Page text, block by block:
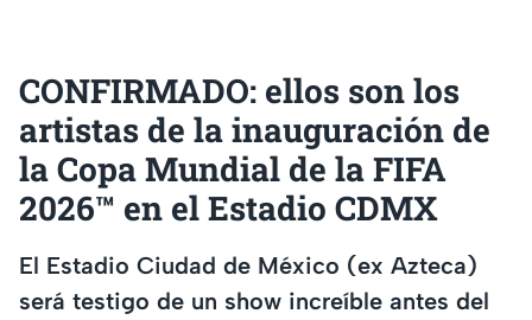
CONFIRMADO: ellos son los
artistas de la inauguración de
la Copa Mundial de la FIFA
2026™ en el Estadio CDMX
El Estadio Ciudad de México (ex Azteca)
será testigo de un show increíble antes del